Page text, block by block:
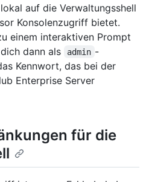
auf die Verwaltungsshell
Konsolenzugriff bietet.
einem interaktiven Prompt
dann als
admin -
Kennwort, das bei der
Enterprise Server
für die